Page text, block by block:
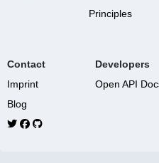
Principles
Contact
Imprint
Blog
Developers
Open API